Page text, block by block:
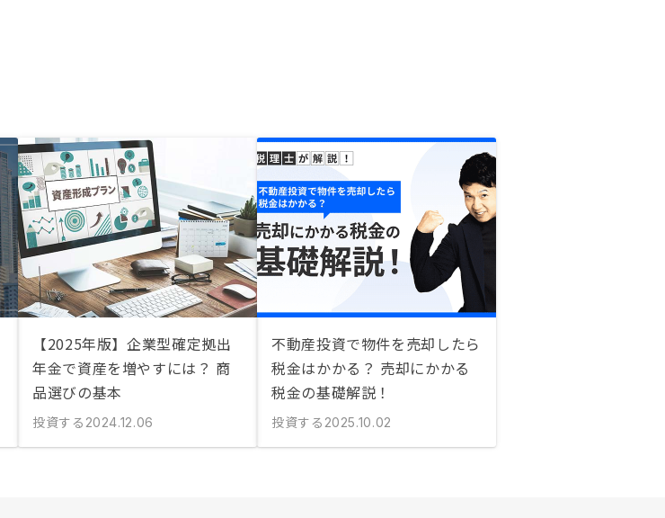
【2025年版】企業型確定拠出
年金で資産を増やすには？ 商
品選びの基本
投資する 2024.12.06
不動産投資で物件を売却したら
税金はかかる？ 売却にかかる
税金の基礎解説！
投資する 2025.10.02